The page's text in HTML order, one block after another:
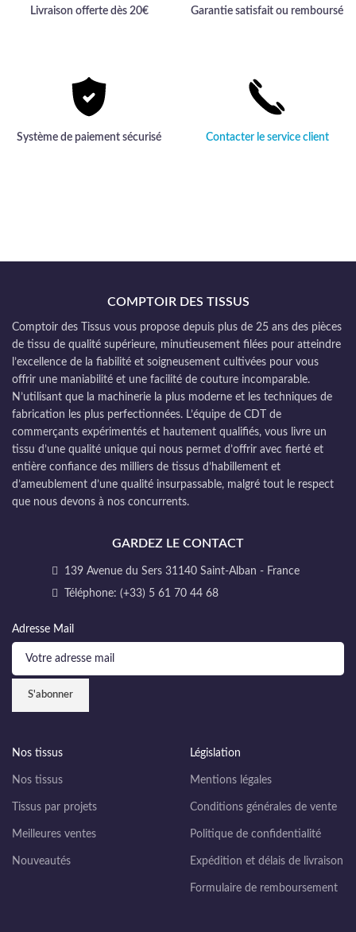
Livraison offerte dès 20€ Garantie satisfait ou remboursé
Système de paiement sécurisé Contacter le service client
COMPTOIR DES TISSUS
Comptoir des Tissus vous propose depuis plus de 25 ans des pièces
de tissu de qualité supérieure, minutieusement filées pour atteindre
l’excellence de la fiabilité et soigneusement cultivées pour vous
offrir une maniabilité et une facilité de couture incomparable.
N’utilisant que la machinerie la plus moderne et les techniques de
fabrication les plus perfectionnées. L’équipe de CDT de
commerçants expérimentés et hautement qualifiés, vous livre un
tissu d’une qualité unique qui nous permet d’offrir avec fierté et
entière confiance des milliers de tissus d’habillement et
d’ameublement d’une qualité insurpassable, malgré tout le respect
que nous devons à nos concurrents.
GARDEZ LE CONTACT
139 Avenue du Sers 31140 Saint-Alban - France
Téléphone: (+33) 5 61 70 44 68
Adresse Mail
Nos tissus
Nos tissus
Tissus par projets
Meilleures ventes
Nouveautés
Législation
Mentions légales
Conditions générales de vente
Politique de confidentialité
Expédition et délais de livraison
Formulaire de remboursement